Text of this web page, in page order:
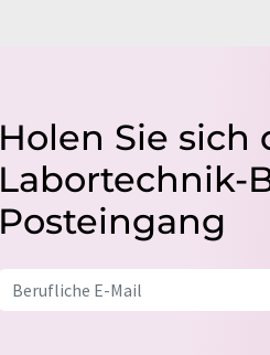
Holen Sie
Labortechnik-
Posteingang